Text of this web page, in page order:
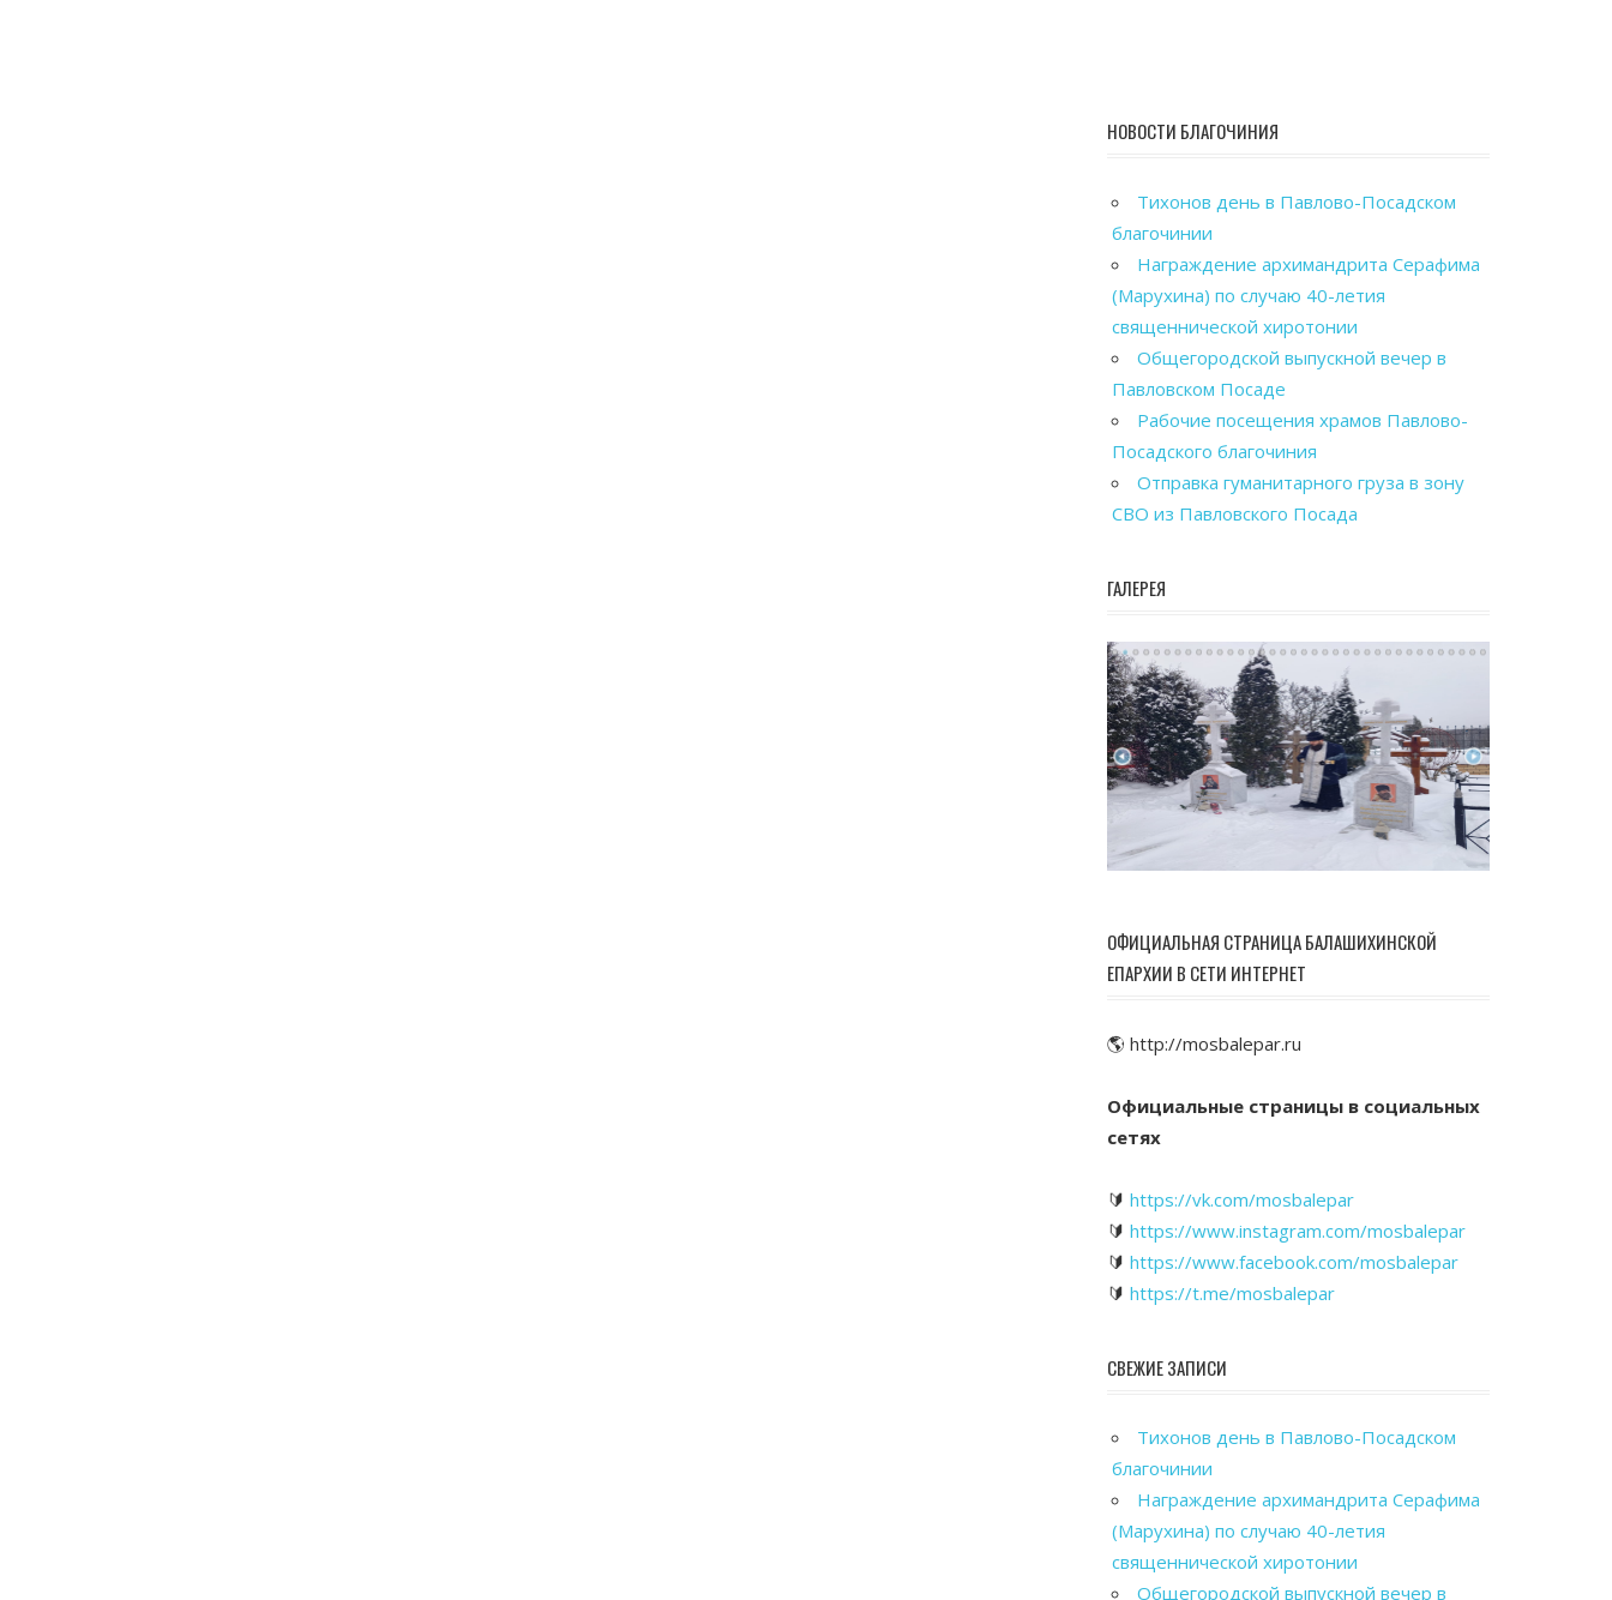
НОВОСТИ БЛАГОЧИНИЯ
Тихонов день в Павлово-Посадском
благочинии
Награждение архимандрита Серафима
(Марухина) по случаю 40-летия
священнической хиротонии
Общегородской выпускной вечер в
Павловском Посаде
Рабочие посещения храмов Павлово-
Посадского благочиния
Отправка гуманитарного груза в зону
СВО из Павловского Посада
ГАЛЕРЕЯ
ОФИЦИАЛЬНАЯ СТРАНИЦА БАЛАШИХИНСКОЙ
ЕПАРХИИ В СЕТИ ИНТЕРНЕТ
🌎 http://mosbalepar.ru
Официальные страницы в социальных
сетях
🔰 https://vk.com/mosbalepar
🔰 https://www.instagram.com/mosbalepar
🔰 https://www.facebook.com/mosbalepar
🔰 https://t.me/mosbalepar
СВЕЖИЕ ЗАПИСИ
Тихонов день в Павлово-Посадском
благочинии
Награждение архимандрита Серафима
(Марухина) по случаю 40-летия
священнической хиротонии
Общегородской выпускной вечер в